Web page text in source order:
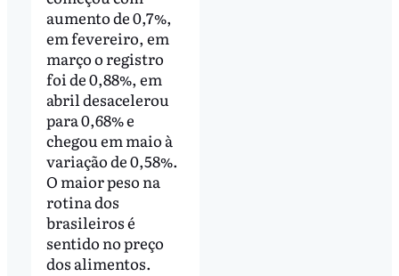
aumento de 0,7%,
em fevereiro, em
março o registro
foi de 0,88%, em
abril desacelerou
para 0,68% e
chegou em maio à
variação de 0,58%.
O maior peso na
rotina dos
brasileiros é
sentido no preço
dos alimentos.